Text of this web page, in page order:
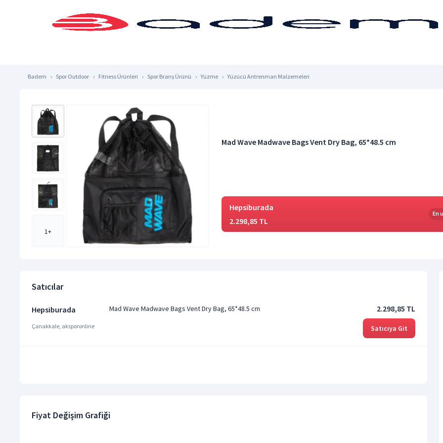
Badem Spor Outdoor Fitness Ürünleri Spor Branş Ürünü Yüzme Yüzücü Antrenman Malzemeleri
1+
Mad Wave Madwave Bags Vent Dry Bag, 65*48.5 cm
Hepsiburada
2.298,85 TL
En
Satıcılar
Hepsiburada
Çanakkale, aksporonline
Mad Wave Madwave Bags Vent Dry Bag, 65*48.5 cm 2.298,85 TL
Satıcıya Git
Fiyat Değişim Grafiği